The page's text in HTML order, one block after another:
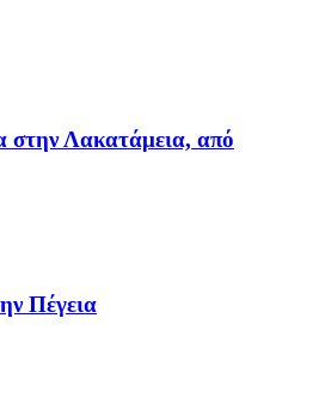
στην Λακατάμεια, από
Πέγεια